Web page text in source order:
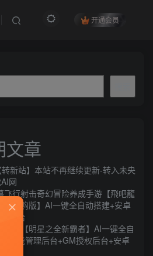
开通会员
文章
新站】本站不再继续更新-转入未央
网
飞行射击奇幻冒险养成手游【飛吧龍
券内购版】AI一键全自动搭建+安卓
权后台
手游【明星之全新霸者】AI一键全自
全功能管理后台+GM授权后台+安卓